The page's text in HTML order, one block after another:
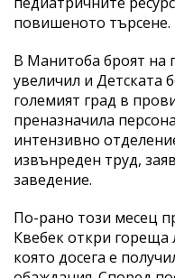
повишеното търсене.
В Манитоба броят на
увеличил и Детската
големият град в
преназначила
интензивно
извънреден труд,
заведение.
По-рано този месец
Квебек откри гореща
която досега е